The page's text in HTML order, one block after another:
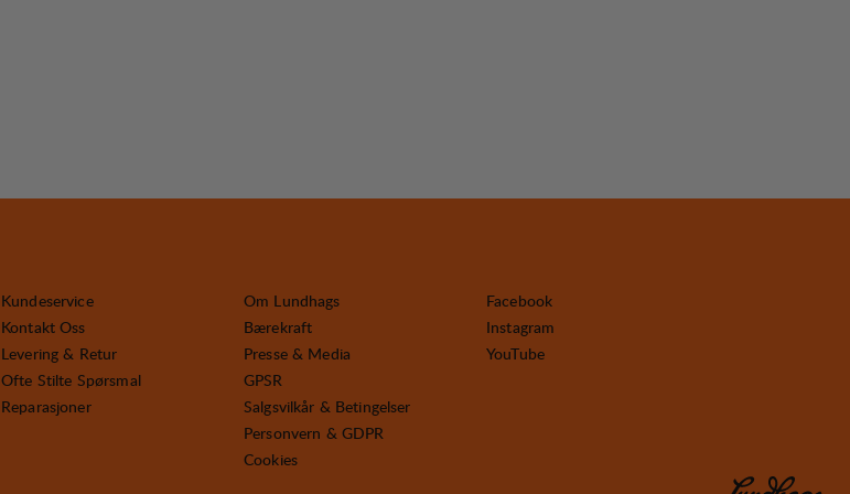
Kundeservice
Kontakt Oss
Levering & Retur
Ofte Stilte Spørsmal
Reparasjoner
Om Lundhags
Bærekraft
Presse & Media
GPSR
Salgsvilkår & Betingelser
Personvern & GDPR
Cookies
Facebook
Instagram
YouTube